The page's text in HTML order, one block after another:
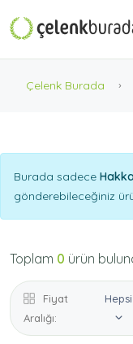
Çelenk Burada
Burada sadece
gönderebileceğiniz
Toplam 0 ürün
Fiyat
Aralığı:
Hepsi